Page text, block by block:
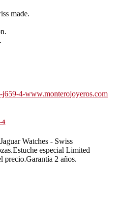
made.
4
Watches - Swiss
especial Limited
precio.Garantía 2 años.